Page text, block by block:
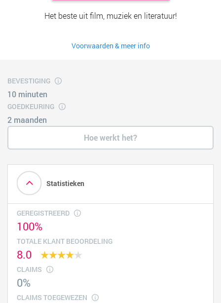
Het beste uit film, muziek en literatuur!
Voorwaarden & meer info
BEVESTIGING
10 minuten
GOEDKEURING
2 maanden
Hoe werkt het?
Statistieken
GEREGISTREERD
100%
TOTALE KLANT BEOORDELING
8.0
CLAIMS
0%
CLAIMS TOEGEWEZEN